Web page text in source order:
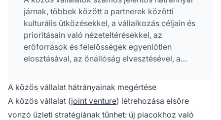
járnak, többek között a partnerek közötti
kulturális ütközésekkel, a vállalkozás céljain és
prioritásain való nézeteltérésekkel, az
erőforrások és felelősségek egyenlőtlen
elosztásával, az önállóság elvesztésével, a
lehetőségek kihasználásában, valamint a több
érdekelt fél kezelésének bonyolultságával,
akiknek érdekei ütközhetnek egymással.
A közös vállalat hátrányainak megértése
A közös vállalat (joint venture) létrehozása elsőre
vonzó üzleti stratégiának tűnhet: új piacokhoz való